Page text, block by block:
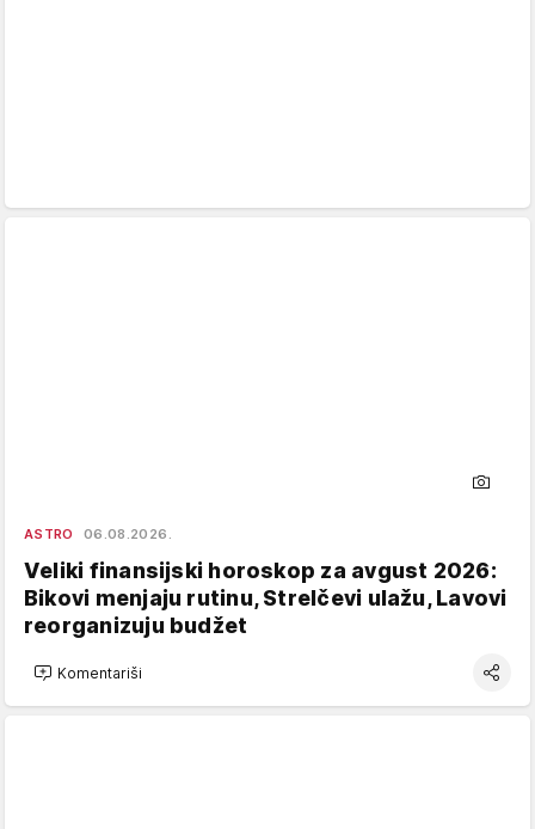
ASTRO 06.08.2026.
Veliki finansijski horoskop za avgust 2026:
Bikovi menjaju rutinu, Strelčevi ulažu, Lavovi
reorganizuju budžet
Komentariši